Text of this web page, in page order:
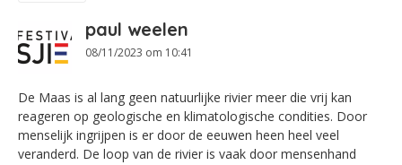
paul weelen
08/11/2023 om 10:41
De Maas is al lang geen natuurlijke rivier meer die vrij kan
reageren op geologische en klimatologische condities. Door
menselijk ingrijpen is er door de eeuwen heen heel veel
veranderd. De loop van de rivier is vaak door mensenhand